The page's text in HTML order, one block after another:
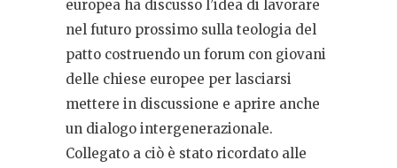
europea ha discusso l’idea di lavorare
nel futuro prossimo sulla teologia del
patto costruendo un forum con giovani
delle chiese europee per lasciarsi
mettere in discussione e aprire anche
un dialogo intergenerazionale.
Collegato a ciò è stato ricordato alle